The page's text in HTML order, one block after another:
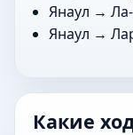
Янаул →
Янаул →
Какие